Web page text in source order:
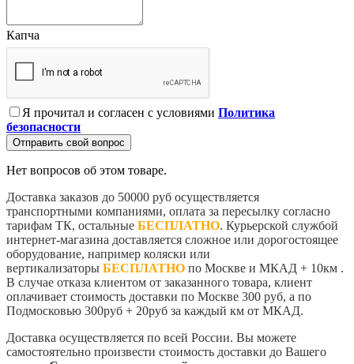
Капча
Я прочитал и согласен с условиями Политика
безопасности
Отправить свой вопрос
Нет вопросов об этом товаре.
Доставка заказов до 50000 руб осуществляется
транспортными компаниями, оплата за пересылку согласно
тарифам ТК, остальные БЕСПЛАТНО. Курьерской службой
интернет-магазина доставляется сложное или дорогостоящее
оборудование, например коляски или
вертикализаторы БЕСПЛАТНО по Москве и МКАД + 10км .
В случае отказа клиентом от заказанного товара, клиент
оплачивает стоимость доставки по Москве 300 руб, а по
Подмосковью 300руб + 20руб за каждый км от МКАД.
Доставка осуществляется по всей России. Вы можете
самостоятельно произвести стоимость доставки до Вашего